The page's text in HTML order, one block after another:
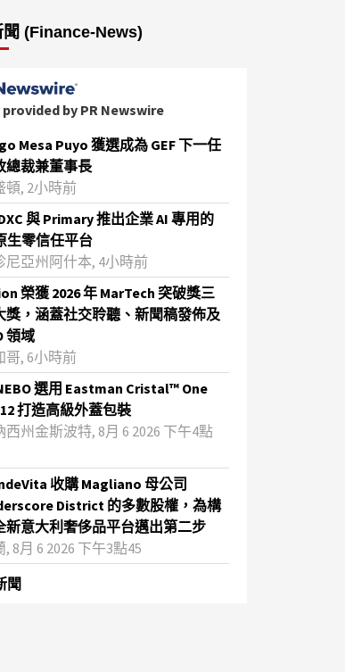
聞 (Finance-News)
provided by PR Newswire
Mesa Puyo 獲選成為 GEF 下一任
總裁兼董事長
頓, 2小時前
與 Primary 推出企業 AI 專用的
生零信任平台
尼亞州阿什本, 4小時前
榮獲 2026 年 MarTech 突破獎三
獎，涵蓋社交聆聽、新聞稿發佈及
領域
哥, 6小時前
選用 Eastman Cristal™ One
打造高級外蓋包裝
西州金斯波特, 8月 6 2026 下午4點
收購 Magliano 母公司
District 的多數股權，為構
新意大利奢侈品平台邁出第二步
, 8月 6 2026 下午3點45
聞